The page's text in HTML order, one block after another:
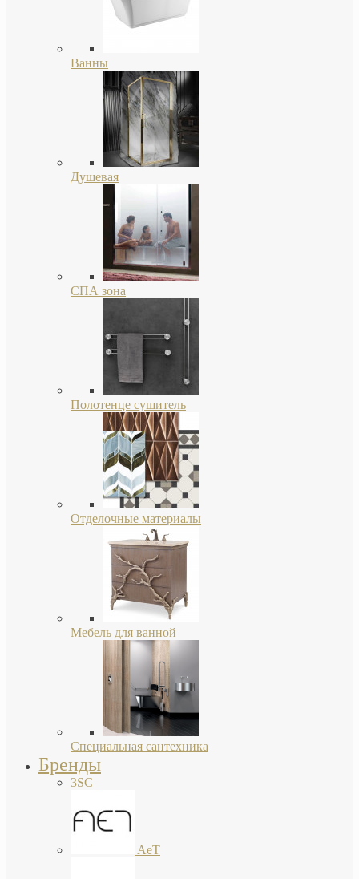
Ванны
Душевая
СПА зона
Полотенце сушитель
Отделочные материалы
Мебель для ванной
Специальная сантехника
Бренды
3SC
AeT